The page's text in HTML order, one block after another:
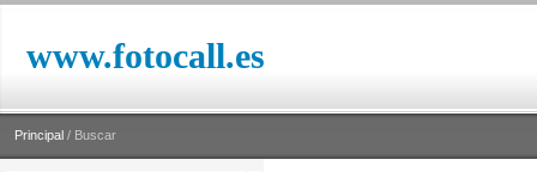
www.fotocall.es
Principal / Buscar